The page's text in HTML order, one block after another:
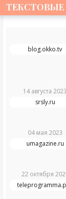
blog.okko.tv
14 августа 2023
srsly.ru
04 мая 2023
umagazine.ru
22 октября